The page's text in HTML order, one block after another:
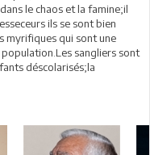
le chaos et la famine;il
ils se sont bien
myrifiques qui sont une
sangliers sont
déscolarisés;la